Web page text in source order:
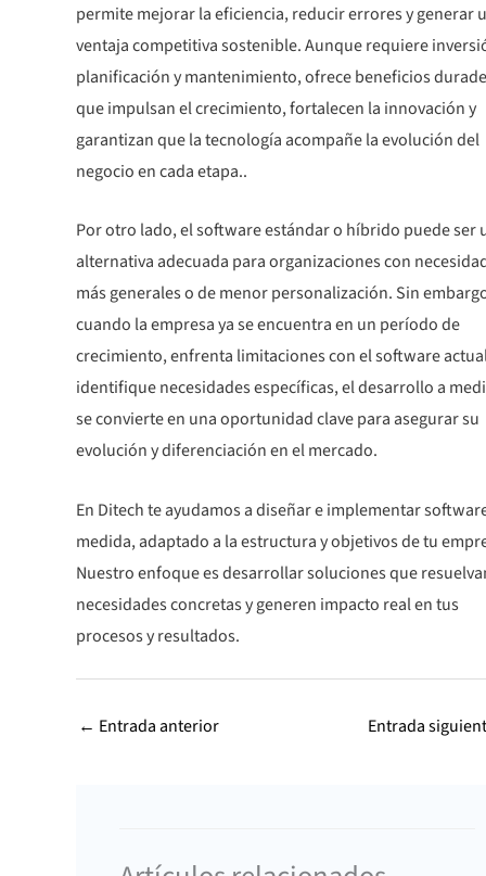
permite mejorar la eficiencia, reducir errores y generar
ventaja competitiva sostenible. Aunque requiere
planificación y mantenimiento, ofrece beneficios
que impulsan el crecimiento, fortalecen la innovación y
garantizan que la tecnología acompañe la evolución del
negocio en cada etapa..
Por otro lado, el software estándar o híbrido puede ser
alternativa adecuada para organizaciones con
más generales o de menor personalización. Sin
cuando la empresa ya se encuentra en un período de
crecimiento, enfrenta limitaciones con el software
identifique necesidades específicas, el desarrollo a
se convierte en una oportunidad clave para asegurar su
evolución y diferenciación en el mercado.
En Ditech te ayudamos a diseñar e implementar
medida, adaptado a la estructura y objetivos de tu
Nuestro enfoque es desarrollar soluciones que
necesidades concretas y generen impacto real en tus
procesos y resultados.
← Entrada anterior Entrada